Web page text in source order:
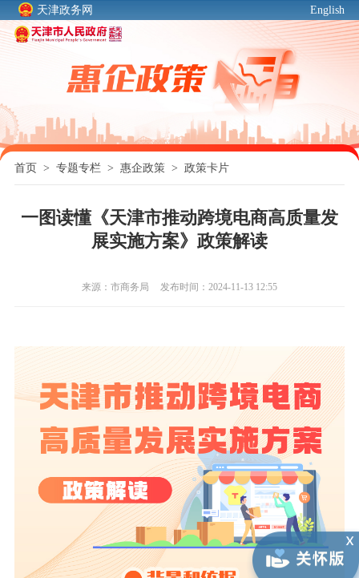
天津政务网 English
首页> 专题专栏> 惠企政策> 政策卡片
一图读懂《天津市推动跨境电商高质量发
展实施方案》政策解读
来源：市商务局 发布时间：2024-11-13 12:55